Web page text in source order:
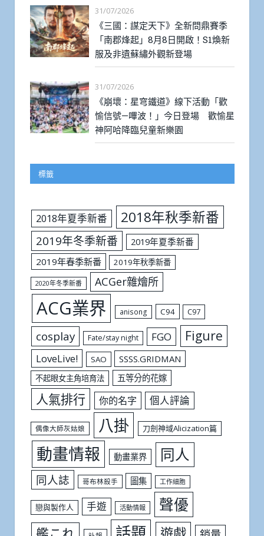
31/07/2026
《三國：謀定天下》全新問鼎賽季
「南郡烽起」8月8日開啟！S1煥新
服及非遺蘇繡外觀新登場
31/07/2026
《崩壞：星穹鐵道》線下活動「歡
愉信號—嗶波！」今日登場 歡愉星
神阿哈降臨兒童新樂園
標籤
2018年夏季新番 2018年秋季新番
2019年冬季新番
2019年夏季新番
2019年春季新番
2019年秋季新番
2020年冬季新番 ACGer雜燴所
ACG業界 anisong C94 C97
cosplay Fate/stay night FGO Figure
LoveLive! SAO SSSS.GRIDMAN
不起眼女主角培育法 五等分的花嫁
人氣排行 你的名字 個人評論
偶像大師灰姑娘 八掛 刀劍神域Alicization篇
動畫情報 動畫業界 同人
同人誌 哥布林殺手 圖集 工作細胞
戀與製作人 手遊 活動情報 聲優